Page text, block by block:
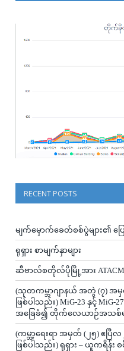
RECENT POSTS
မျက်မှောက်ခေတ်စစ်ပွဲများ၏
ရုရှား စာမျက်နှာများ
ဆီဗာလ်စတိုလ်ပိုမြို့အား ATACMS
(သုတကမ္ဘာဂျာနယ် အတွဲ (၇) အမှတ်
ဖြစ်ပါသည်။) MiG-23 နှင့်
အခြေခံ၍ တိုက်လေယာဉ်အသစ်မျ
(ကမ္ဘာ့ရေးရာ အမှတ် (၂၅) ဧပြီလ
ဖြစ်ပါသည်။) ရုရှား – ယူကရိန်း